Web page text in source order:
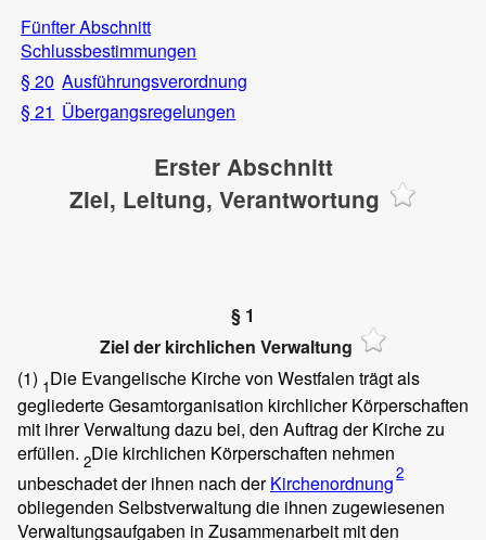
Fünfter Abschnitt
Schlussbestimmungen
§ 20 Ausführungsverordnung
§ 21 Übergangsregelungen
Erster Abschnitt
Ziel, Leitung, Verantwortung
§ 1
Ziel der kirchlichen Verwaltung
(1) 1Die Evangelische Kirche von Westfalen trägt als
gegliederte Gesamtorganisation kirchlicher Körperschaften
mit ihrer Verwaltung dazu bei, den Auftrag der Kirche zu
erfüllen. 2Die kirchlichen Körperschaften nehmen
unbeschadet der ihnen nach derKirchenordnung2
obliegenden Selbstverwaltung die ihnen zugewiesenen
Verwaltungsaufgaben in Zusammenarbeit mit den